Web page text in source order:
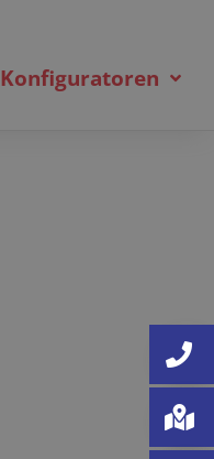
Konfiguratoren